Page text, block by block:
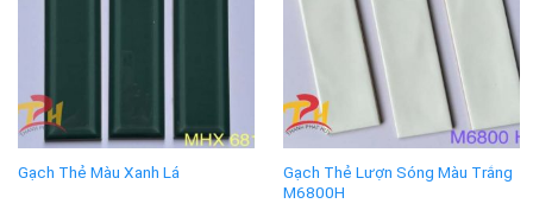
Gạch Thẻ Màu Xanh Lá
Gạch Thẻ Lượn Sóng Màu Trắng
M6800H